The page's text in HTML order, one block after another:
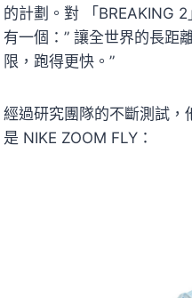
的計劃。對 「BREAKING
有一個：” 讓全世界的長距
限，跑得更快。”
經過研究團隊的不斷測試，
是 NIKE ZOOM FLY：